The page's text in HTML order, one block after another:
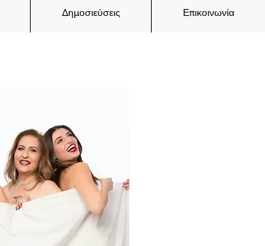
Δημοσιεύσεις Επικοινωνία